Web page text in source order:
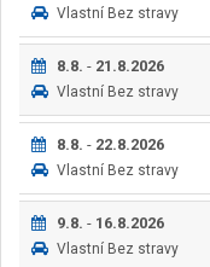
Vlastní Bez stravy
8.8. - 21.8.2026
Vlastní Bez stravy
8.8. - 22.8.2026
Vlastní Bez stravy
9.8. - 16.8.2026
Vlastní Bez stravy